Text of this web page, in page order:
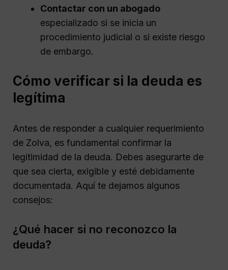
Contactar con un abogado
especializado si se inicia un
procedimiento judicial o si existe riesgo
de embargo.
Cómo verificar si la deuda es
legítima
Antes de responder a cualquier requerimiento
de Zolva, es fundamental confirmar la
legitimidad de la deuda. Debes asegurarte de
que sea cierta, exigible y esté debidamente
documentada. Aquí te dejamos algunos
consejos:
¿Qué hacer si no reconozco la
deuda?